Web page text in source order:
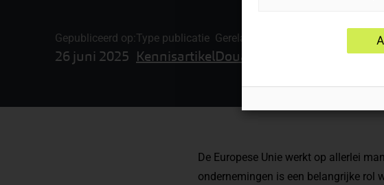
Gepubliceerd op:
26 juni 2025
Type publicatie
Kennisartikel
Gerelateerde onderwerpen
Douane-advies,
De Europese Unie werkt op allerlei
ondernemingen is een belangrijke rol